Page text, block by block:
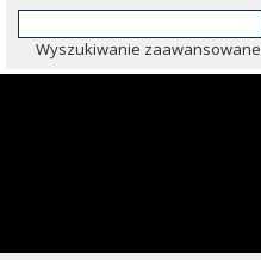
Wyszukiwanie zaawansowane